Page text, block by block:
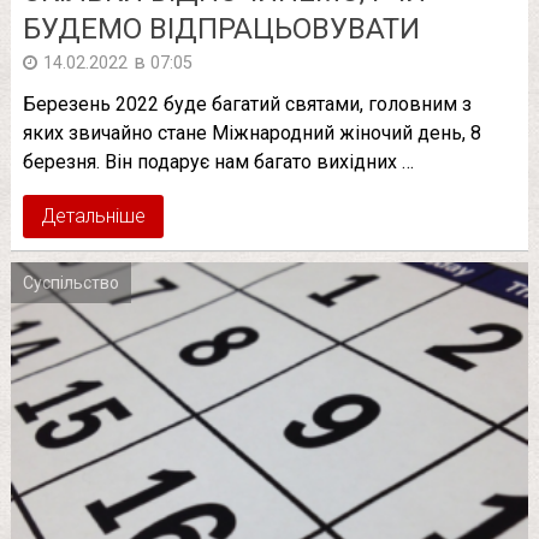
БУДЕМО ВІДПРАЦЬОВУВАТИ
14.02.2022 в 07:05
Березень 2022 буде багатий святами, головним з
яких звичайно стане Міжнародний жіночий день, 8
березня. Він подарує нам багато вихідних …
Детальніше
Суспільство